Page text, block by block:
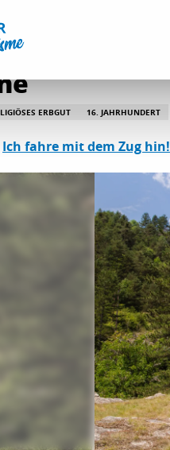
ERBGUT 16. JAHRHUNDERT
Ich fahre mit dem Zug hin!